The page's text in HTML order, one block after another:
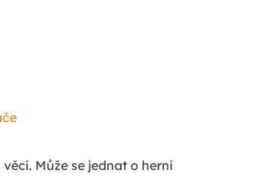
Může se jednat o herní